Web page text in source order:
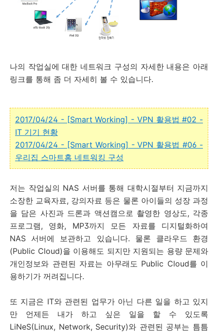
나의 작업실에 대한 네트워크 구성의 자세한 내용은 아래
링크를 통해 좀 더 자세히 볼 수 있습니다.
2017/04/24 - [Smart Working] - VPN 활용법 #02 -
IT 기기 현황
2017/04/24 - [Smart Working] - VPN 활용법 #06 -
우리집 스마트홈 네트워킹 구성
저는 작업실의 NAS 서버를 통해 대학시절부터 지금까지
소장한 교육자료, 강의자료 등은 물론 아이들의 성장 과정
을 담은 사진과 드론과 액션캠으로 촬영한 영상도, 각종
프로그램, 영화, MP3까지 모든 자료를 디지털화하여
NAS 서버에 보관하고 있습니다. 물론 클라우드 환경
(Public Cloud)을 이용해도 되지만 지원되는 용량 문제와
개인정보와 관련된 자료는 아무래도 Public Cloud를 이
용하기가 꺼려집니다.
또 지금은 IT와 관련된 업무가 아닌 다른 일을 하고 있지
만 언제든 내가 하고 싶은 일을 할 수 있도록
LiNeS(Linux, Network, Security)와 관련된 공부는 틈틈